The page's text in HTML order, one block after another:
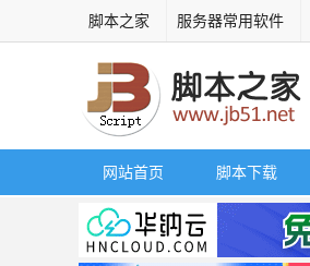
脚本之家 服务器常用软件
网站首页 脚本下载